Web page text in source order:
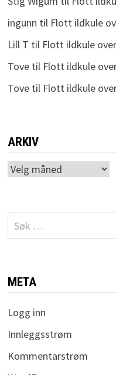
ingunn til Flott ildkule
Lill T til Flott ildkule
Tovetil Flott ildkule
Tovetil Flott ildkule
ARKIV
Arkiv
Søk
etter:
META
Logg inn
Innleggsstrøm
Kommentarstrøm